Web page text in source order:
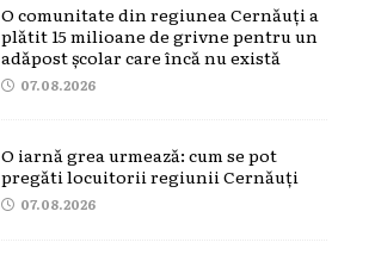
O comunitate din regiunea Cernăuți a
plătit 15 milioane de grivne pentru un
adăpost școlar care încă nu există
07.08.2026
O iarnă grea urmează: cum se pot
pregăti locuitorii regiunii Cernăuți
07.08.2026